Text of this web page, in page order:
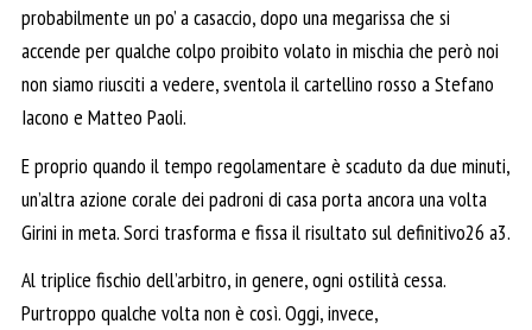
probabilmente un po’ a casaccio, dopo una megarissa che si
accende per qualche colpo proibito volato in mischia che però noi
non siamo riusciti a vedere, sventola il cartellino rosso a Stefano
Iacono e Matteo Paoli.
E proprio quando il tempo regolamentare è scaduto da due minuti,
un’altra azione corale dei padroni di casa porta ancora una volta
Girini in meta. Sorci trasforma e fissa il risultato sul definitivo26 a3.
Al triplice fischio dell’arbitro, in genere, ogni ostilità cessa.
Purtroppo qualche volta non è così. Oggi, invece,